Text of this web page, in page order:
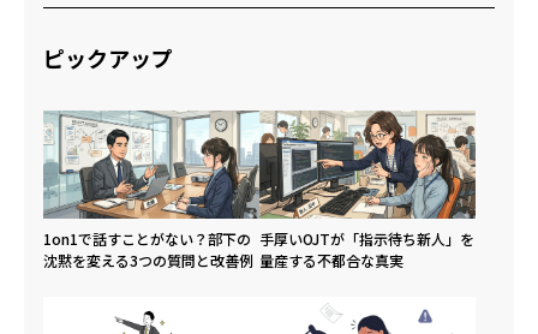
ピックアップ
1on1で話すことがない？部下の
沈黙を変える3つの質問と改善例
手厚いOJTが「指示待ち新人」を
量産する不都合な真実